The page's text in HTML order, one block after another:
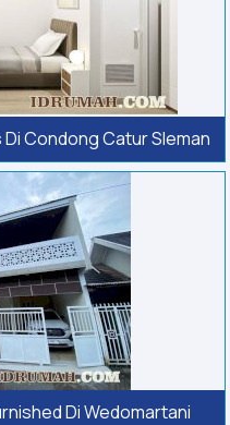
Condong Catur Sleman
Di Wedomartani